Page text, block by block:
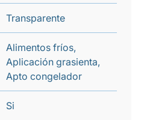
Transparente
Alimentos fríos,
Aplicación grasienta,
Apto congelador
Si